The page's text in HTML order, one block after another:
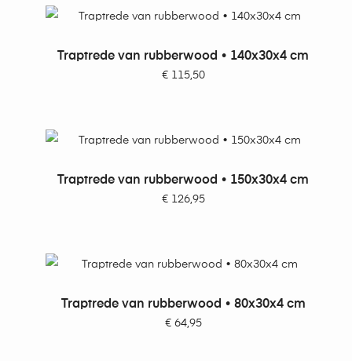
TOEVOEGEN AAN WINKELWAGEN
Traptrede van rubberwood • 140x30x4 cm
€115,50
TOEVOEGEN AAN WINKELWAGEN
Traptrede van rubberwood • 150x30x4 cm
€126,95
TOEVOEGEN AAN WINKELWAGEN
Traptrede van rubberwood • 80x30x4 cm
€64,95